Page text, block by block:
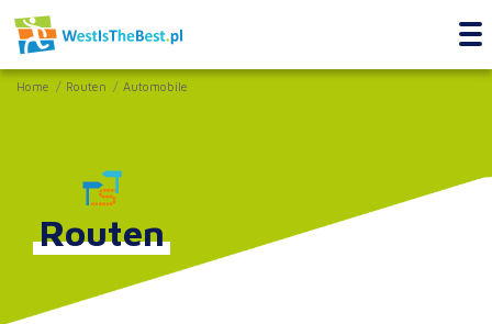
Home Routen Automobile
Routen